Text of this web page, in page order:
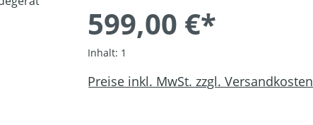
599,00 €*
Inhalt: 1
Preise inkl. MwSt. zzgl. Versandkosten